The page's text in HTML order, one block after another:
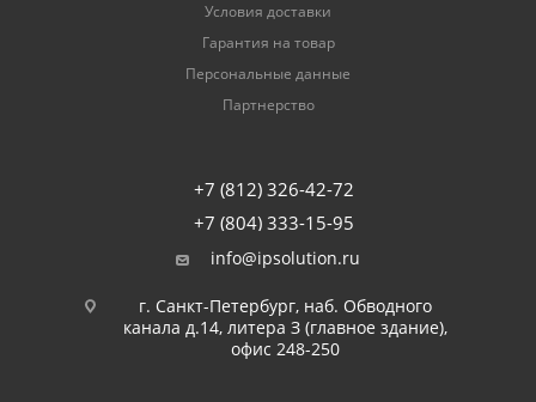
Условия доставки
Гарантия на товар
Персональные данные
Партнерство
+7 (812) 326-42-72
+7 (804) 333-15-95
info@ipsolution.ru
г. Санкт-Петербург, наб. Обводного
канала д.14, литера З (главное здание),
офис 248-250